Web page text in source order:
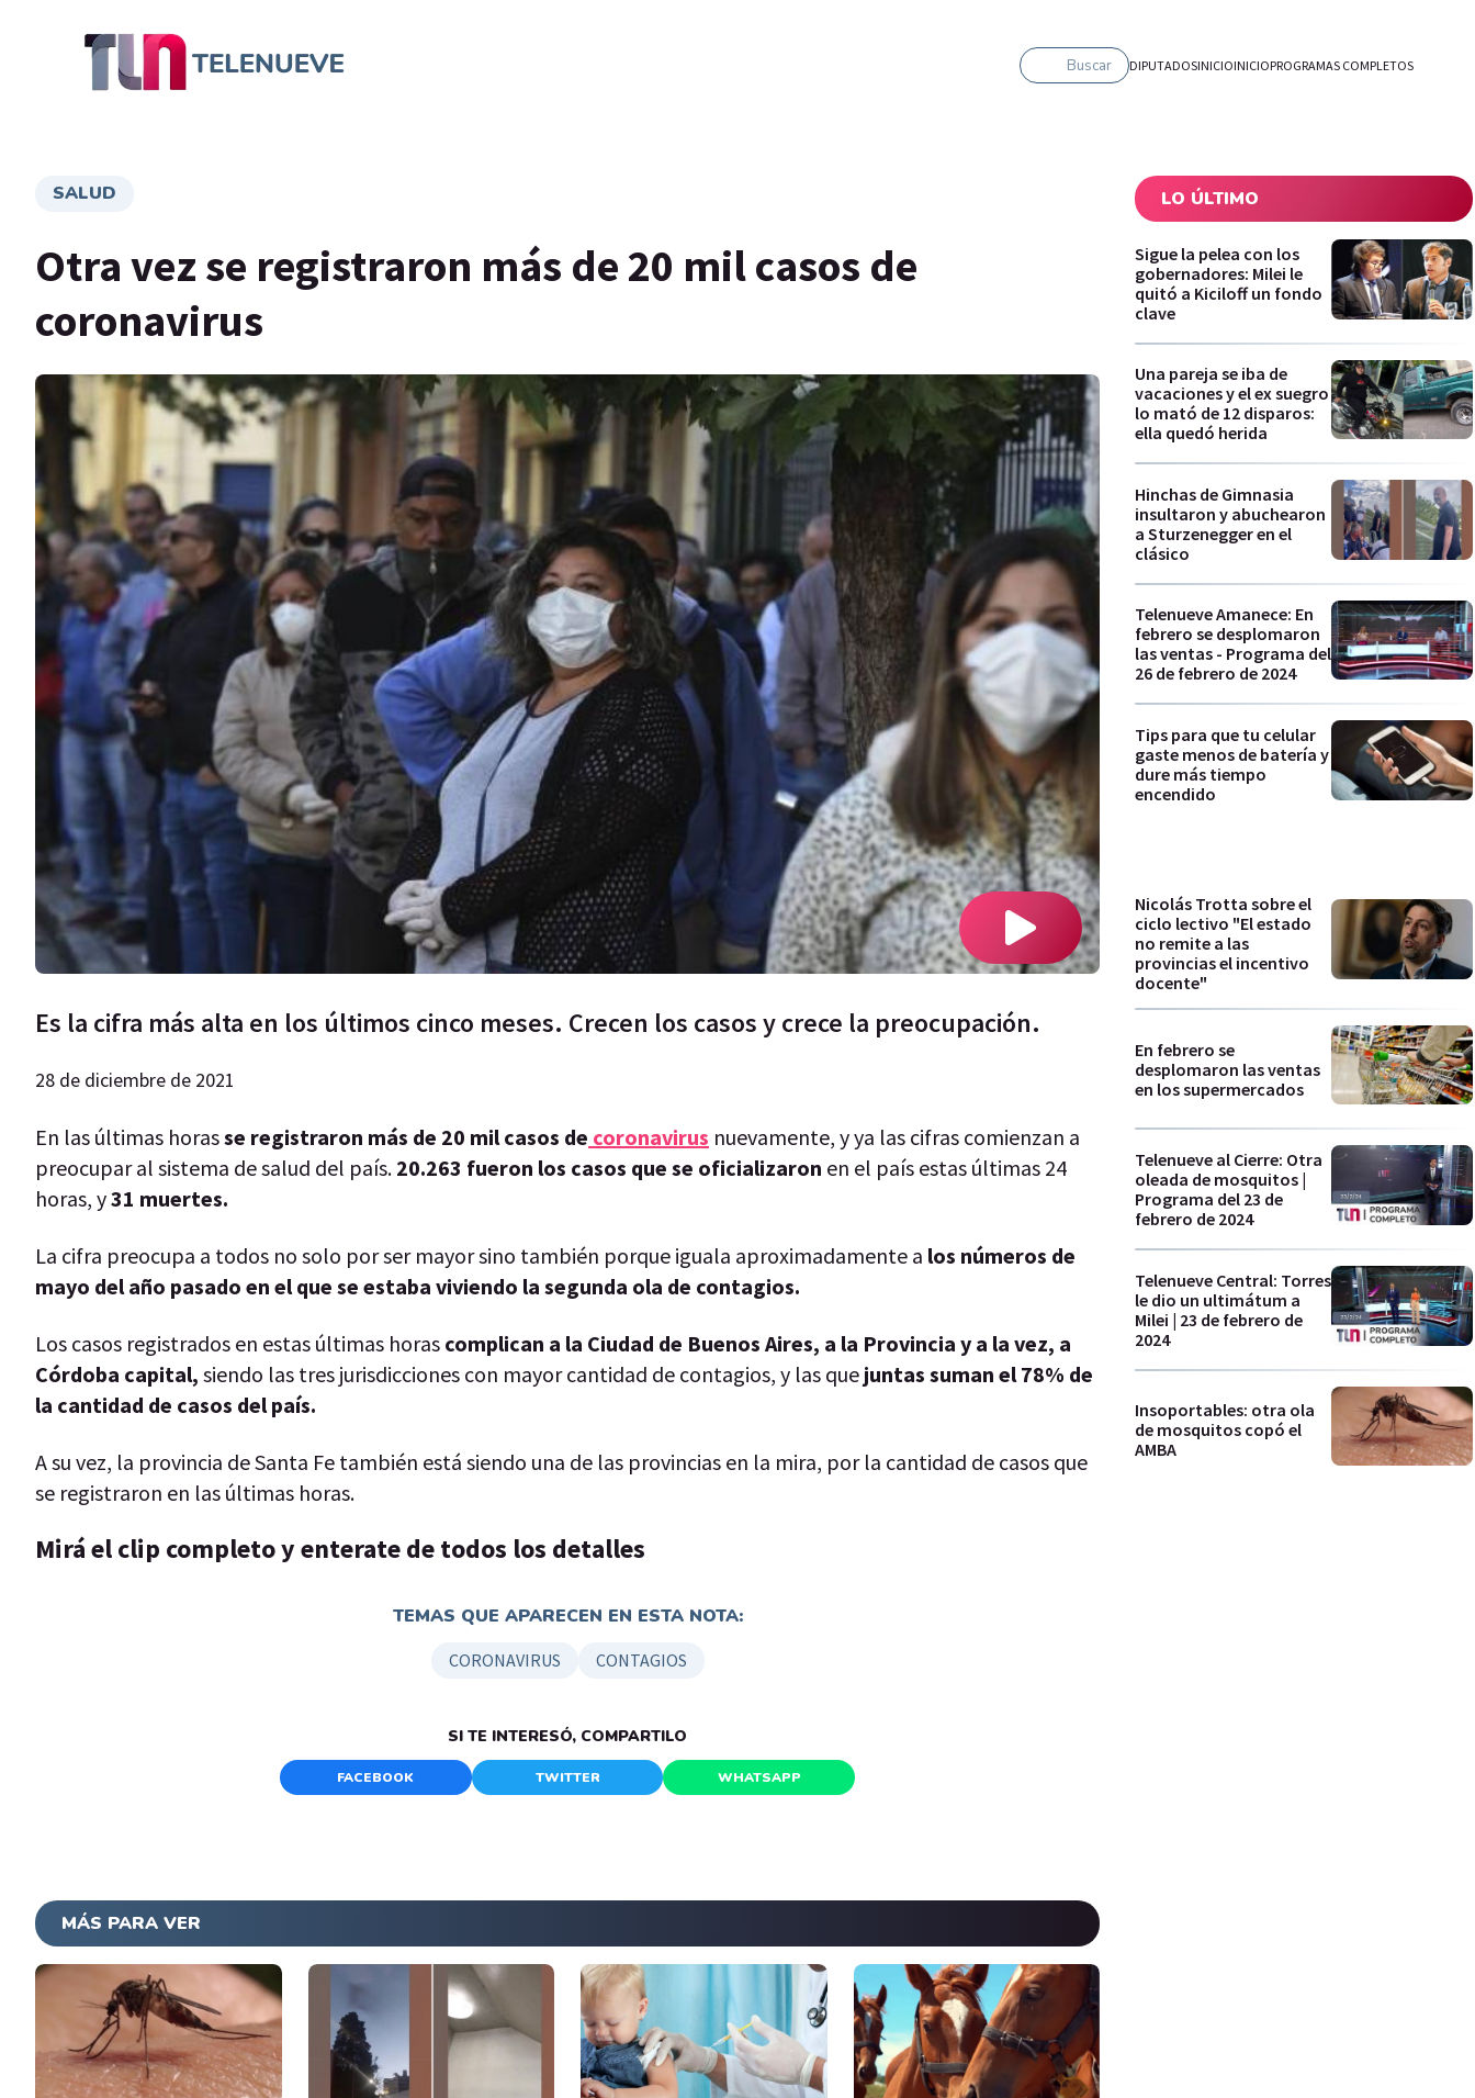
Buscar DIPUTADOSINICIOINICIOPROGRAMAS COMPLETOS
SALUD
Otra vez se registraron más de 20 mil casos de
coronavirus
Es la cifra más alta en los últimos cinco meses. Crecen los casos y crece la preocupación.
28 de diciembre de 2021
En las últimas horasse registraron más de 20 mil casos de coronavirus nuevamente, y ya las cifras comienzan a
preocupar al sistema de salud del país. 20.263 fueron los casos que se oficializaron en el país estas últimas 24
horas, y31 muertes.
La cifra preocupa a todos no solo por ser mayor sino también porque iguala aproximadamente a los números de
mayo del año pasado en el que se estaba viviendo la segunda ola de contagios.
Los casos registrados en estas últimas horas complican a la Ciudad de Buenos Aires, a la Provincia y a la vez, a
Córdoba capital, siendo las tres jurisdicciones con mayor cantidad de contagios, y las que juntas suman el 78% de
la cantidad de casos del país.
A su vez, la provincia de Santa Fe también está siendo una de las provincias en la mira, por la cantidad de casos que
se registraron en las últimas horas.
Mirá el clip completo y enterate de todos los detalles
TEMAS QUE APARECEN EN ESTA NOTA:
CORONAVIRUS CONTAGIOS
SI TE INTERESÓ, COMPARTILO
FACEBOOK TWITTER WHATSAPP
MÁS PARA VER
LO ÚLTIMO
Sigue la pelea con los
gobernadores: Milei le
quitó a Kiciloff un fondo
clave
Una pareja se iba de
vacaciones y el ex suegro
lo mató de 12 disparos:
ella quedó herida
Hinchas de Gimnasia
insultaron y abuchearon
a Sturzenegger en el
clásico
Telenueve Amanece: En
febrero se desplomaron
las ventas - Programa del
26 de febrero de 2024
Tips para que tu celular
gaste menos de batería y
dure más tiempo
encendido
Nicolás Trotta sobre el
ciclo lectivo "El estado
no remite a las
provincias el incentivo
docente"
En febrero se
desplomaron las ventas
en los supermercados
Telenueve al Cierre: Otra
oleada de mosquitos |
Programa del 23 de
febrero de 2024
Telenueve Central: Torres
le dio un ultimátum a
Milei | 23 de febrero de
2024
Insoportables: otra ola
de mosquitos copó el
AMBA